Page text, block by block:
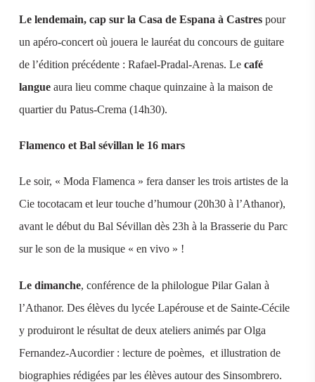
Le lendemain, cap sur la Casa de Espana à Castrespour
un apéro-concert où jouera le lauréat du concours de guitare
de l’édition précédente : Rafael-Pradal-Arenas. Le café
langueaura lieu comme chaque quinzaine à la maison de
quartier du Patus-Crema (14h30).
Flamenco et Bal sévillan le 16 mars
Le soir, « Moda Flamenca » fera danser les trois artistes de la
Cie tocotacam et leur touche d’humour (20h30 à l’Athanor),
avant le début du Bal Sévillan dès 23h à la Brasserie du Parc
sur le son de la musique « en vivo » !
Le dimanche, conférence de la philologue Pilar Galan à
l’Athanor. Des élèves du lycée Lapérouse et de Sainte-Cécile
y produiront le résultat de deux ateliers animés par Olga
Fernandez-Aucordier : lecture de poèmes, et illustration de
biographies rédigées par les élèves autour des Sinsombrero.